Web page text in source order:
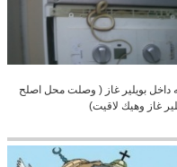
داخل بويلير غاز ( وصلت محل اصلح
غاز وهيك لاقيت)